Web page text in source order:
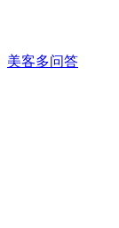
美客多问答